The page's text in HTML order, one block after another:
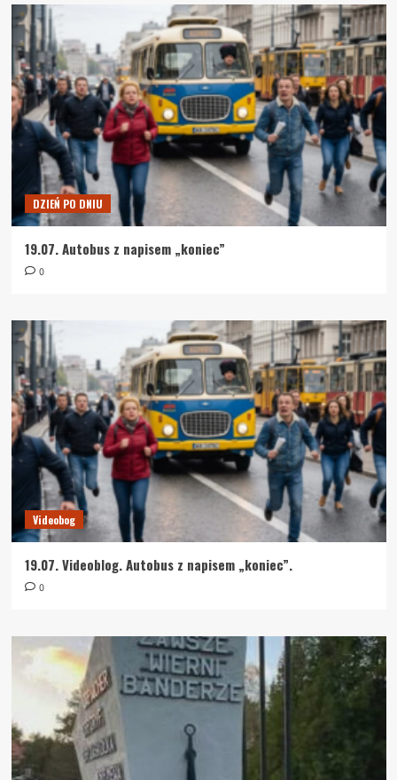
DZIEŃ PO DNIU
19.07. Autobus z napisem „koniec”
0
Videobog
19.07. Videoblog. Autobus z napisem „koniec”.
0